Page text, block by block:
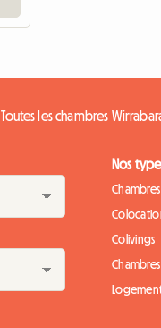
Toutes les chambres
Nos
Colivings